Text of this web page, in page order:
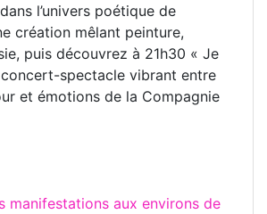
l’univers poétique de
création mêlant peinture,
puis découvrez à 21h30 « Je
concert-spectacle vibrant entre
et émotions de la Compagnie
manifestations aux environs de